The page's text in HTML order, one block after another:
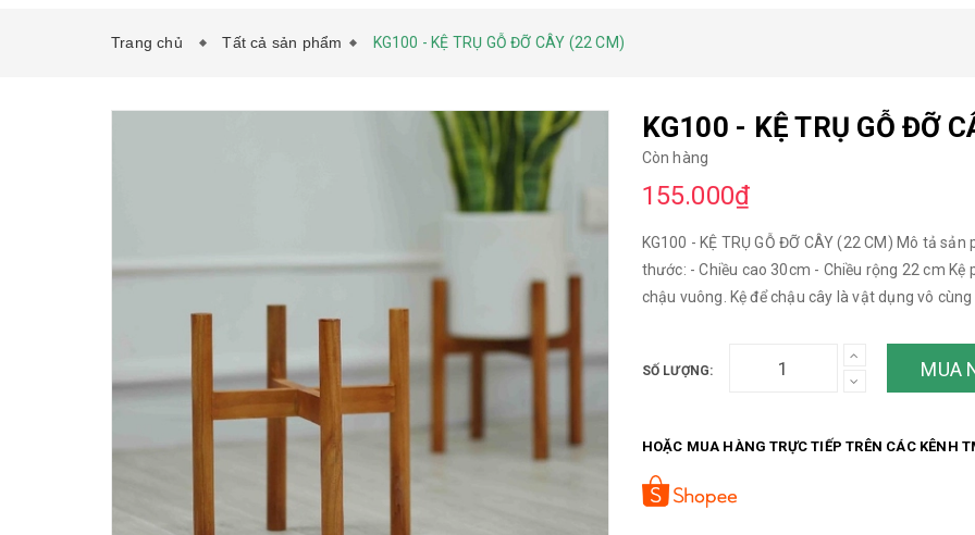
Trang chủ Tất cả sản phẩm KG100 - KỆ TRỤ GỖ ĐỠ CÂY (22 CM)
KG100 - KỆ TRỤ GỖ ĐỠ
Còn hàng
155.000₫
KG100 - KỆ TRỤ GỖ ĐỠ CÂY (22 CM) Mô tả
thước: - Chiều cao 30cm - Chiều rộng 22 cm
chậu vuông. Kệ để chậu cây là vật dụng vô
bị hạn chế thì việc sở hữu chiếc kệ này sẽ giúp
dụng trong gia đình một cách khoa học,
445 Hoàng Quốc Việt), Hà Nội SĐT: 0968 988
https://www.facebook.com/
SỐ LƯỢNG: MUA
HOẶC MUA HÀNG TRỰC TIẾP TRÊN CÁC KÊNH